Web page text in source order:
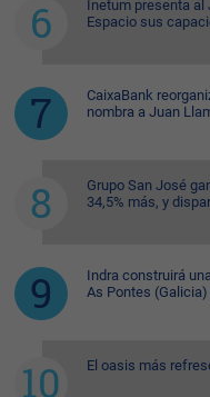
Inetum presenta al
Espacio sus
CaixaBank
nombra a Juan
Grupo San José
34,5% más, y
Indra construirá
As Pontes
El oasis más